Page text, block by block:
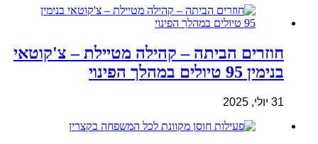
חוזרים הביתה – קהילה מטיילת – צ'קוטאי
בנימין 95 טיולים במהלך הפינוי
31 יולי, 2025